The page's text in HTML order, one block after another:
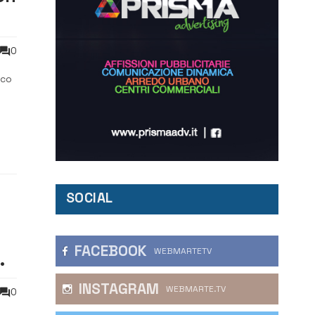
0
0
SOCIAL
FACEBOOK WEBMARTETV
INSTAGRAM WEBMARTE.TV